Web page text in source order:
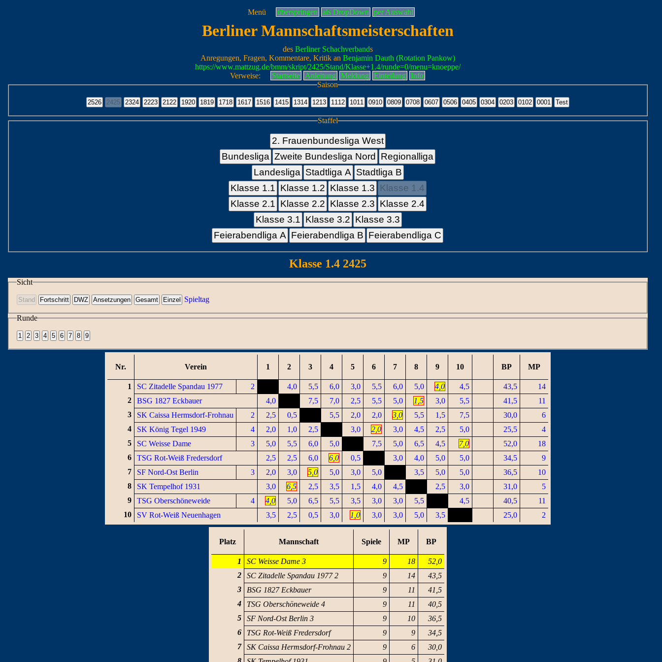
Menü überspringen als DropDown per Auswahl
Berliner Mannschaftsmeisterschaften
des Berliner Schachverbands
Anregungen, Fragen, Kommentare, Kritik an Benjamin Dauth (Rotation Pankow)
https://www.mattzug.de/bmm/skript/2425/Stand/Klasse+1.4/runde=0/menu=knoeppe/
Verweise:
Startseite Anleitung Meldung Einteilung
Info
Saison
Staffel
2. Frauenbundesliga West
Bundesliga Zweite Bundesliga Nord
Regionalliga
Landesliga Stadtliga A Stadtliga B
Klasse 1.1 Klasse 1.2 Klasse 1.3
Klasse 1.4
Klasse 2.1 Klasse 2.2 Klasse 2.3 Klasse 2.4
Klasse 3.1 Klasse 3.2 Klasse 3.3
Feierabendliga A Feierabendliga B Feierabendliga C
Klasse 1.4 2425
Sicht
Spieltag
Runde
Nr. Verein 1 2 3 4 5 6 7 8 9 10 BP MP
1 SC Zitadelle Spandau 1977 2 4,0 5,5 6,0 3,0 5,5 6,0 5,0 4,0 4,5 43,5
14
2
BSG 1827 Eckbauer 4,0 7,5 7,0 2,5 5,5 5,0 1,5 3,0 5,5 41,5
11
3
SK Caissa Hermsdorf-Frohnau 2 2,5 0,5 5,5 2,0 2,0 3,0 5,5 1,5 7,5 30,0
6
4
SK König Tegel 1949 4 2,0 1,0 2,5 3,0 2,0 3,0 4,5 2,5 5,0 25,5
4
5
SC Weisse Dame 3 5,0 5,5 6,0 5,0 7,5 5,0 6,5 4,5 7,0 52,0
18
6
TSG Rot-Weiß Fredersdorf 2,5 2,5 6,0 6,0 0,5 3,0 4,0 5,0 5,0 34,5
9
7
SF Nord-Ost Berlin 3 2,0 3,0 5,0 5,0 3,0 5,0 3,5 5,0 5,0 36,5
10
8
SK Tempelhof 1931 3,0 6,5 2,5 3,5 1,5 4,0 4,5 2,5 3,0 31,0
5
9
TSG Oberschöneweide 4 4,0 5,0 6,5 5,5 3,5 3,0 3,0 5,5 4,5 40,5
11
10
SV Rot-Weiß Neuenhagen 3,5 2,5 0,5 3,0 1,0 3,0 3,0 5,0 3,5 25,0 2
Platz Mannschaft Spiele MP BP
1 SC Weisse Dame 3 9 18
52,0
2
SC Zitadelle Spandau 1977 2 9 14
43,5
3
BSG 1827 Eckbauer 9 11
41,5
4
TSG Oberschöneweide 4 9 11
40,5
5
SF Nord-Ost Berlin 3 9 10
36,5
6
TSG Rot-Weiß Fredersdorf 9 9
34,5
7
SK Caissa Hermsdorf-Frohnau 2 9 6
30,0